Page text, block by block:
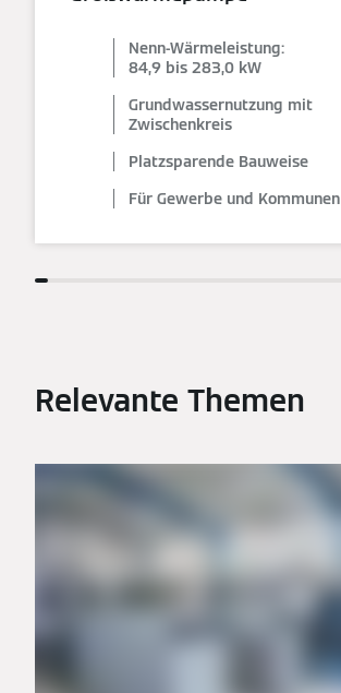
Nenn-Wärmeleistung:
84,9 bis 283,0 kW
Grundwassernutzung mit
Zwischenkreis
Platzsparende Bauweise
Für Gewerbe und Kommunen
Relevante Themen